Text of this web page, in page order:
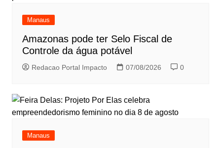
Manaus
Amazonas pode ter Selo Fiscal de
Controle da água potável
Redacao Portal Impacto 07/08/2026 0
Manaus